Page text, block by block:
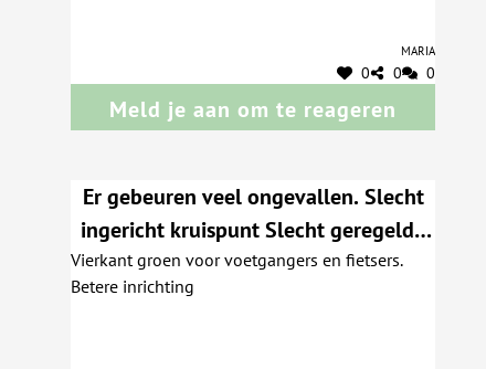
recoupant les 2 bandes de circulations . e ) Il y a
chaussée de Wavre pour allé sur Huy traversent
la station .
Maria
0 0 0
Meld je aan om te reageren
Er gebeuren veel ongevallen. Slecht
ingericht kruispunt Slecht geregelde
lichten
Vierkant groen voor voetgangers en fietsers.
Betere inrichting